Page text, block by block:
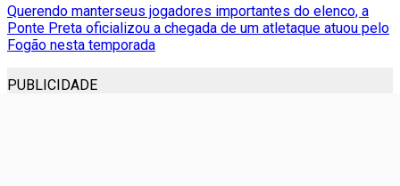
Querendo manterseus jogadores importantes do elenco, a
Ponte Preta oficializou a chegada de um atletaque atuou pelo
Fogão nesta temporada
PUBLICIDADE